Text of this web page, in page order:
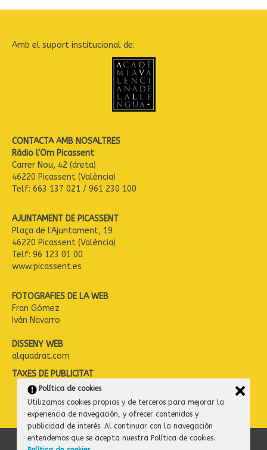
Amb el suport institucional de:
CONTACTA AMB NOSALTRES
Ràdio l'Om Picassent
Carrer Nou, 42 (dreta)
46220 Picassent (València)
Telf: 663 137 021 / 961 230 100
AJUNTAMENT DE PICASSENT
Plaça de l'Ajuntament, 19
46220 Picassent (València)
Telf: 96 123 01 00
www.picassent.es
FOTOGRAFIES DE LA WEB
Fran Gómez
Iván Navarro
DISSENY WEB
alquadrat.com
TAXES DE PUBLICITAT
© 2013-2025 Ràdio l'Om / AJUNTAMENT DE PICASSENT
Política de cookies
Utilizamos cookies propias y de terceros para mejorar la
experiencia de navegación, y ofrecer contenidos y
publicidad de interés. Al continuar con la navegación
entendemos que se acepta nuestra Política de cookies.